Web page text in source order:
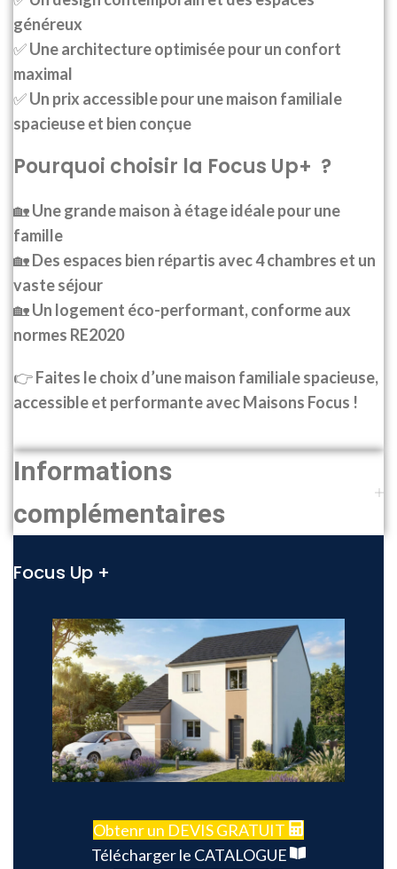
généreux
✅Une architecture optimisée pour un confort
maximal
✅Un prix accessible pour une maison familiale
spacieuse et bien conçue
Pourquoi choisir la Focus Up+ ?
🏡Une grande maison à étage idéale pour une
famille
🏡Des espaces bien répartis avec 4 chambres et un
vaste séjour
🏡Un logement éco-performant, conforme aux
normes RE2020
👉Faites le choix d’une maison familiale spacieuse,
accessible et performante avec Maisons Focus !
Informations
complémentaires
Focus Up +
Obtenr un DEVIS GRATUIT
Télécharger le CATALOGUE